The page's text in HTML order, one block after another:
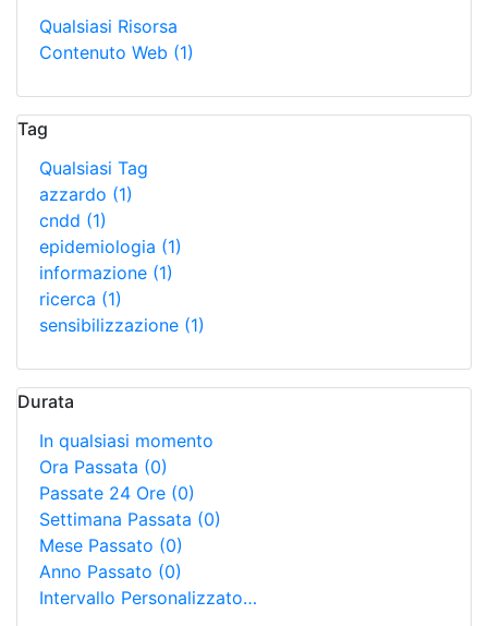
Qualsiasi Risorsa
Contenuto Web (1)
Tag
Qualsiasi Tag
azzardo (1)
cndd (1)
epidemiologia (1)
informazione (1)
ricerca (1)
sensibilizzazione (1)
Durata
In qualsiasi momento
Ora Passata (0)
Passate 24 Ore (0)
Settimana Passata (0)
Mese Passato (0)
Anno Passato (0)
Intervallo Personalizzato…